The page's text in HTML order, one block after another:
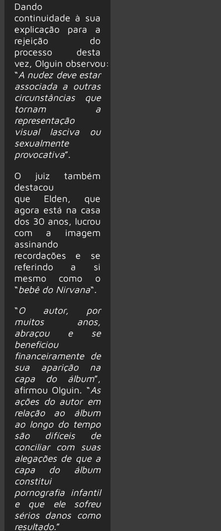
Dando
continuidade à sua
explicação para a
rejeição do
processo desta
vez, Olguin observou:
“A nudez deve estar
associada a outras
circunstâncias que
tornam a
representação
visual lasciva ou
sexualmente
provocativa”.
O juiz também
destacou
que Elden, que
agora está na casa
dos 30 anos, lucrou
com a imagem
assinando
recordações e se
referindo a si
mesmo como o
“bebê do Nirvana“.
“O autor, por
muitos anos,
abraçou e se
beneficiou
financeiramente de
sua aparição na
capa do álbum”,
afirmou Olguin. “As
ações do autor em
relação ao álbum
ao longo do tempo
são difíceis de
conciliar com suas
alegações de que a
capa do álbum
constitui
pornografia infantil
e que ele sofreu
sérios danos como
resultado.”